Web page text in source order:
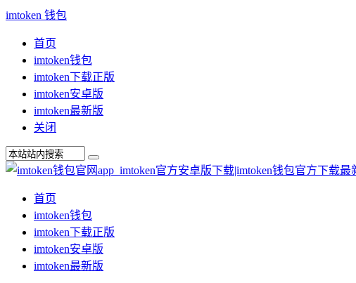
imtoken 钱包
首页
imtoken钱包
imtoken下载正版
imtoken安卓版
imtoken最新版
关闭
首页
imtoken钱包
imtoken下载正版
imtoken安卓版
imtoken最新版